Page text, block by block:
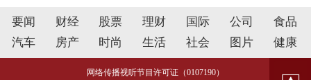
要闻 财经 股票 理财 国际 公司
食品
汽车
房产 时尚 生活 社会 图片 健康
网络传播视听节目许可证（0107190）